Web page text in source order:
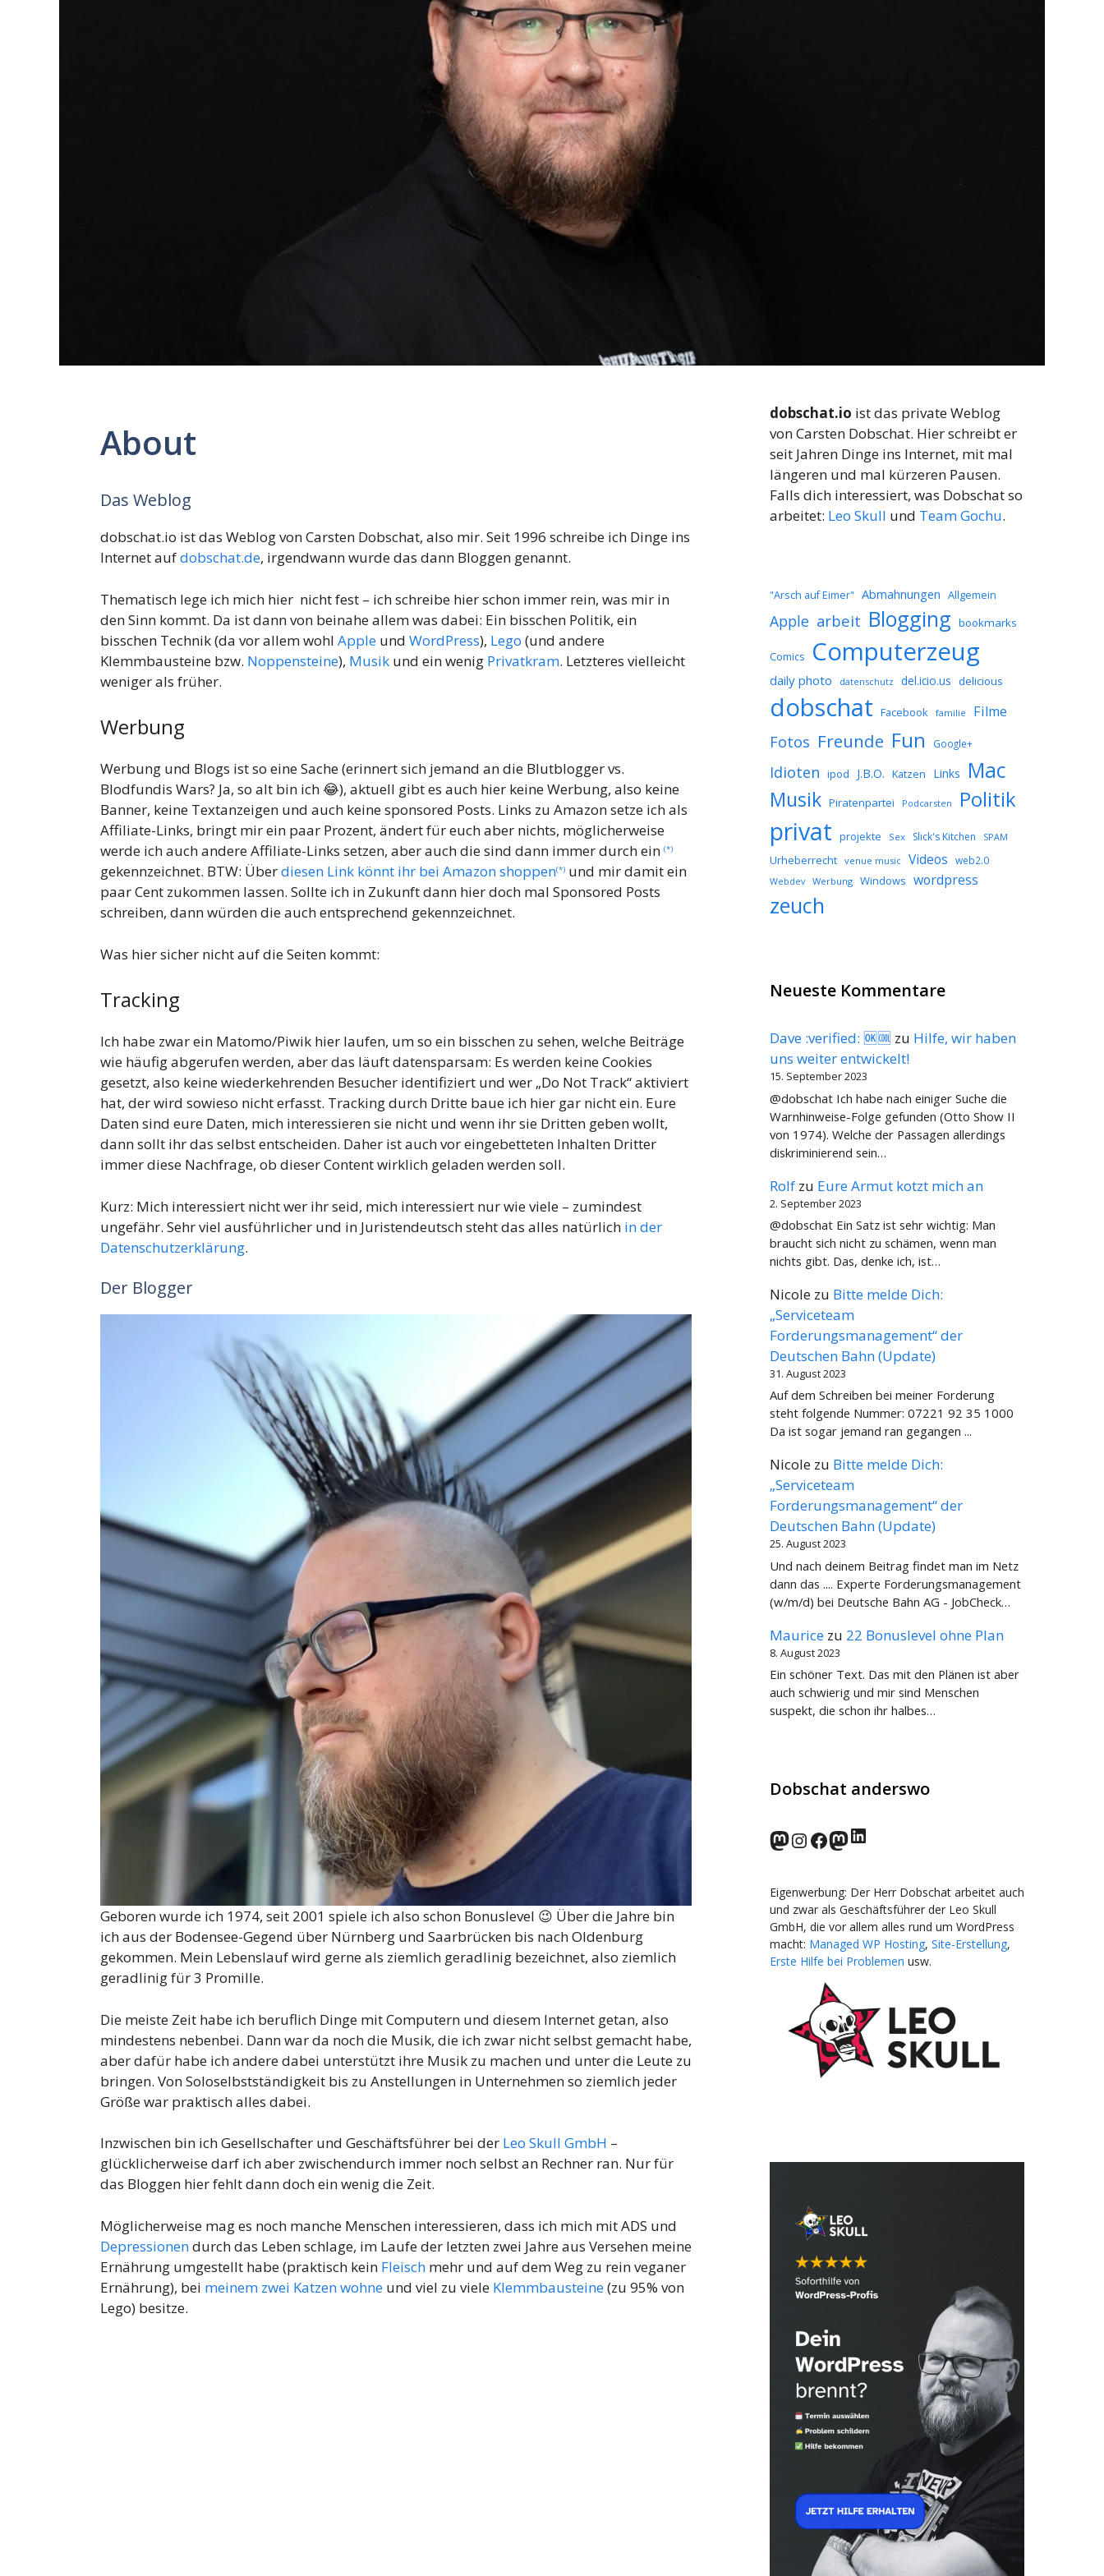
About
Das Weblog
dobschat.io ist das Weblog von Carsten Dobschat, also mir. Seit 1996 schreibe ich Dinge ins
Internet aufdobschat.de, irgendwann wurde das dann Bloggen genannt.
Thematisch lege ich mich hier nicht fest – ich schreibe hier schon immer rein, was mir in
den Sinn kommt. Da ist dann von beinahe allem was dabei: Ein bisschen Politik, ein
bisschen Technik (da vor allem wohl Apple und WordPress), Lego (und andere
Klemmbausteine bzw. Noppensteine), Musik und ein wenig Privatkram. Letzteres vielleicht
weniger als früher.
Werbung
Werbung und Blogs ist so eine Sache (erinnert sich jemand an die Blutblogger vs.
Blodfundis Wars? Ja, so alt bin ich 😂), aktuell gibt es auch hier keine Werbung, also keine
Banner, keine Textanzeigen und auch keine sponsored Posts. Links zu Amazon setze ich als
Affiliate-Links, bringt mir ein paar Prozent, ändert für euch aber nichts, möglicherweise
werde ich auch andere Affiliate-Links setzen, aber auch die sind dann immer durch ein (*)
gekennzeichnet. BTW: Überdiesen Link könnt ihr bei Amazon shoppen(*) und mir damit ein
paar Cent zukommen lassen. Sollte ich in Zukunft dann hier doch mal Sponsored Posts
schreiben, dann würden die auch entsprechend gekennzeichnet.
Was hier sicher nicht auf die Seiten kommt:
Tracking
Ich habe zwar ein Matomo/Piwik hier laufen, um so ein bisschen zu sehen, welche Beiträge
wie häufig abgerufen werden, aber das läuft datensparsam: Es werden keine Cookies
gesetzt, also keine wiederkehrenden Besucher identifiziert und wer „Do Not Track“ aktiviert
hat, der wird sowieso nicht erfasst. Tracking durch Dritte baue ich hier gar nicht ein. Eure
Daten sind eure Daten, mich interessieren sie nicht und wenn ihr sie Dritten geben wollt,
dann sollt ihr das selbst entscheiden. Daher ist auch vor eingebetteten Inhalten Dritter
immer diese Nachfrage, ob dieser Content wirklich geladen werden soll.
Kurz: Mich interessiert nicht wer ihr seid, mich interessiert nur wie viele – zumindest
ungefähr. Sehr viel ausführlicher und in Juristendeutsch steht das alles natürlich in der
Datenschutzerklärung.
Der Blogger
Geboren wurde ich 1974, seit 2001 spiele ich also schon Bonuslevel 😉 Über die Jahre bin
ich aus der Bodensee-Gegend über Nürnberg und Saarbrücken bis nach Oldenburg
gekommen. Mein Lebenslauf wird gerne als ziemlich geradlinig bezeichnet, also ziemlich
geradlinig für 3 Promille.
Die meiste Zeit habe ich beruflich Dinge mit Computern und diesem Internet getan, also
mindestens nebenbei. Dann war da noch die Musik, die ich zwar nicht selbst gemacht habe,
aber dafür habe ich andere dabei unterstützt ihre Musik zu machen und unter die Leute zu
bringen. Von Soloselbstständigkeit bis zu Anstellungen in Unternehmen so ziemlich jeder
Größe war praktisch alles dabei.
Inzwischen bin ich Gesellschafter und Geschäftsführer bei der Leo Skull GmbH –
glücklicherweise darf ich aber zwischendurch immer noch selbst an Rechner ran. Nur für
das Bloggen hier fehlt dann doch ein wenig die Zeit.
Möglicherweise mag es noch manche Menschen interessieren, dass ich mich mit ADS und
Depressionendurch das Leben schlage, im Laufe der letzten zwei Jahre aus Versehen meine
Ernährung umgestellt habe (praktisch kein Fleisch mehr und auf dem Weg zu rein veganer
Ernährung), bei meinem zwei Katzen wohne und viel zu viele Klemmbausteine(zu 95% von
Lego) besitze.
dobschat.io ist das private Weblog
von Carsten Dobschat. Hier schreibt er
seit Jahren Dinge ins Internet, mit mal
längeren und mal kürzeren Pausen.
Falls dich interessiert, was Dobschat so
arbeitet: Leo Skull und Team Gochu.
"Arsch auf Eimer" Abmahnungen Allgemein
Apple arbeit Blogging bookmarks
Comics Computerzeug
daily photo datenschutz del.icio.us delicious
dobschat Facebook familie Filme
Fotos Freunde Fun Google+
Idioten ipod J.B.O. Katzen Links Mac
Musik Piratenpartei Podcarsten Politik
privat projekte Sex Slick's Kitchen SPAM
Urheberrecht venue music Videos web2.0
Webdev Werbung Windows wordpress
zeuch
Neueste Kommentare
Dave :verified: 🆗🆒 zu Hilfe, wir haben
uns weiter entwickelt!
15. September 2023
@dobschat Ich habe nach einiger Suche die
Warnhinweise-Folge gefunden (Otto Show II
von 1974). Welche der Passagen allerdings
diskriminierend sein…
Rolf zu Eure Armut kotzt mich an
2. September 2023
@dobschat Ein Satz ist sehr wichtig: Man
braucht sich nicht zu schämen, wenn man
nichts gibt. Das, denke ich, ist…
Nicole zu Bitte melde Dich:
„Serviceteam
Forderungsmanagement“ der
Deutschen Bahn (Update)
31. August 2023
Auf dem Schreiben bei meiner Forderung
steht folgende Nummer: 07221 92 35 1000
Da ist sogar jemand ran gegangen ...
Nicole zu Bitte melde Dich:
„Serviceteam
Forderungsmanagement“ der
Deutschen Bahn (Update)
25. August 2023
Und nach deinem Beitrag findet man im Netz
dann das .... Experte Forderungsmanagement
(w/m/d) bei Deutsche Bahn AG - JobCheck…
Maurice zu 22 Bonuslevel ohne Plan
8. August 2023
Ein schöner Text. Das mit den Plänen ist aber
auch schwierig und mir sind Menschen
suspekt, die schon ihr halbes…
Dobschat anderswo
norden.social
Instagram
Facebook
wp-punks.social
LinkedIn
Eigenwerbung: Der Herr Dobschat arbeitet auch
und zwar als Geschäftsführer der Leo Skull
GmbH, die vor allem alles rund um WordPress
macht: Managed WP Hosting, Site-Erstellung,
Erste Hilfe bei Problemen usw.